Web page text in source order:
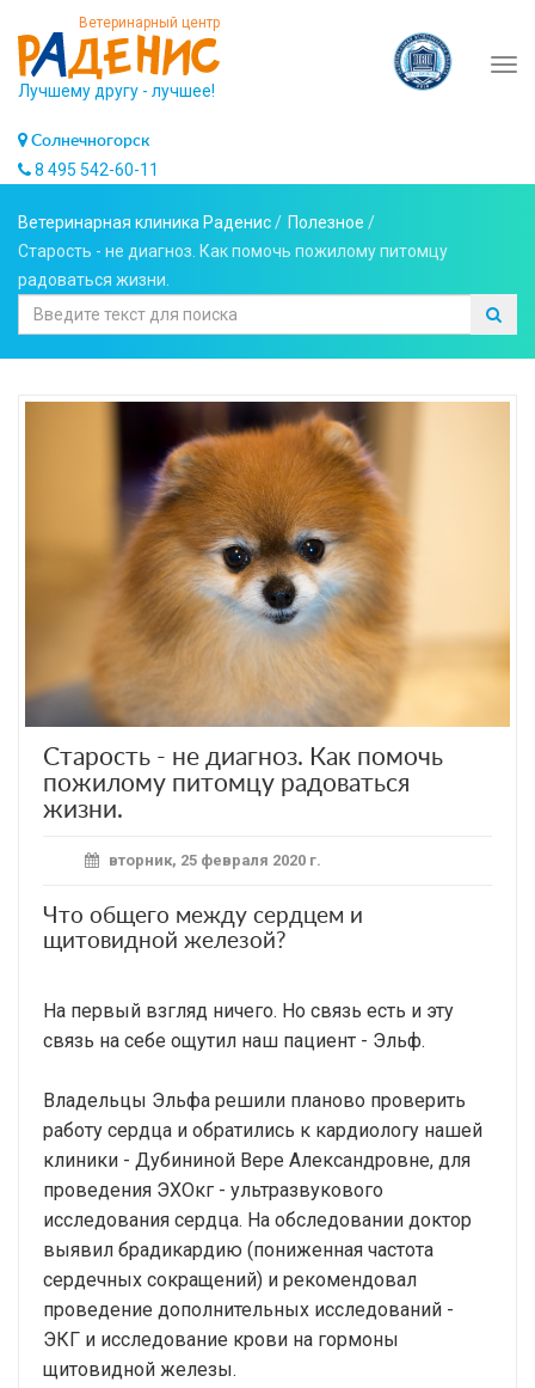
Ветеринарный центр
Лучшему другу - лучшее!
Солнечногорск
8 495 542-60-11
Ветеринарная клиника Раденис/ Полезное /
Старость - не диагноз. Как помочь пожилому питомцу
радоваться жизни.
Старость - не диагноз. Как помочь
пожилому питомцу радоваться
жизни.
вторник, 25 февраля 2020 г.
Что общего между сердцем и
щитовидной железой?
На первый взгляд ничего. Но связь есть и эту
связь на себе ощутил наш пациент - Эльф.
Владельцы Эльфа решили планово проверить
работу сердца и обратились к кардиологу нашей
клиники - Дубининой Вере Александровне, для
проведения ЭХОкг - ультразвукового
исследования сердца. На обследовании доктор
выявил брадикардию (пониженная частота
сердечных сокращений) и рекомендовал
проведение дополнительных исследований -
ЭКГ и исследование крови на гормоны
щитовидной железы.